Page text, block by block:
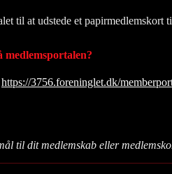
til at udstede et papirmedlemskort
https://3756.foreninglet.dk/
til dit medlemskab eller